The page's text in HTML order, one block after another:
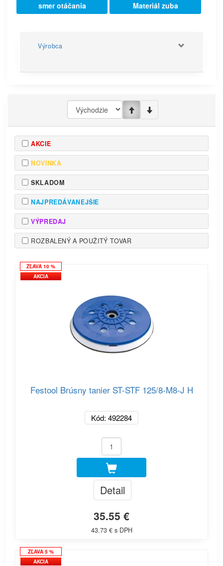
smer otáčania Materiál zuba
Výrobca
AKCIE
NOVINKA
SKLADOM
NAJPREDÁVANEJŠIE
VÝPREDAJ
ROZBALENÝ A POUŽITÝ TOVAR
ZĽAVA 10 %
AKCIA
Festool Brúsny tanier ST-STF 125/8-M8-J H
Kód: 492284
Detail
35.55 €
43.73 € s DPH
ZĽAVA 5 %
AKCIA